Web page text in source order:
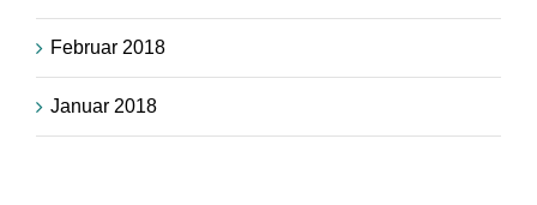
Februar 2018
Januar 2018